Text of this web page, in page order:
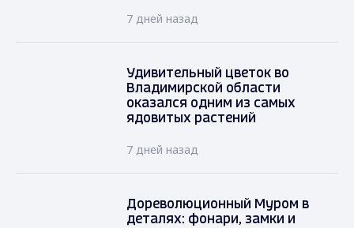
7 дней назад
Удивительный цветок во
Владимирской области
оказался одним из самых
ядовитых растений
7 дней назад
Дореволюционный Муром в
деталях: фонари, замки и